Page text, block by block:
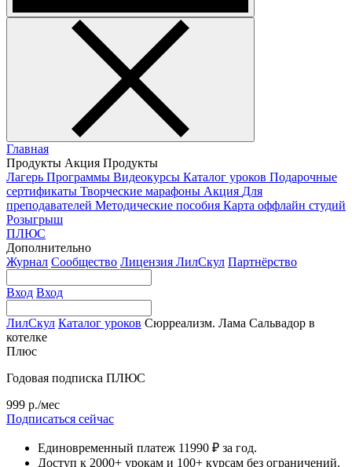
Главная
Продукты Акция Продукты
Лагерь Программы Видеокурсы Каталог уроков Подарочные
сертификаты Творческие марафоны Акция Для
преподавателей Методические пособия Карта оффлайн студий
Розыгрыш
ПЛЮС
Дополнительно
Журнал Сообщество Лицензия ЛилСкул Партнёрство
Вход Вход
ЛилСкул Каталог уроков Сюрреализм. Лама Сальвадор в
котелке
Плюс
Годовая подписка ПЛЮС
999 р./мес
Подписаться сейчас
Единовременный платеж 11990 ₽ за год.
Доступ к 2000+ урокам и 100+ курсам без ограничений.